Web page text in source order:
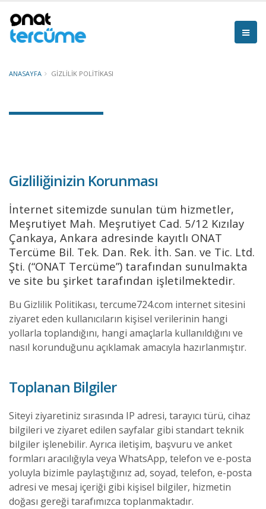
ANASAYFA GIZLILIK POLITIKASI
Gizliliğinizin Korunması
İnternet sitemizde sunulan tüm hizmetler,
Meşrutiyet Mah. Meşrutiyet Cad. 5/12 Kızılay
Çankaya, Ankara adresinde kayıtlı ONAT
Tercüme Bil. Tek. Dan. Rek. İth. San. ve Tic. Ltd.
Şti. (“ONAT Tercüme”) tarafından sunulmakta
ve site bu şirket tarafından işletilmektedir.
Bu Gizlilik Politikası, tercume724.com internet sitesini
ziyaret eden kullanıcıların kişisel verilerinin hangi
yollarla toplandığını, hangi amaçlarla kullanıldığını ve
nasıl korunduğunu açıklamak amacıyla hazırlanmıştır.
Toplanan Bilgiler
Siteyi ziyaretiniz sırasında IP adresi, tarayıcı türü, cihaz
bilgileri ve ziyaret edilen sayfalar gibi standart teknik
bilgiler işlenebilir. Ayrıca iletişim, başvuru ve anket
formları aracılığıyla veya WhatsApp, telefon ve e-posta
yoluyla bizimle paylaştığınız ad, soyad, telefon, e-posta
adresi ve mesaj içeriği gibi kişisel bilgiler, hizmetin
doğası gereği tarafımızca toplanmaktadır.